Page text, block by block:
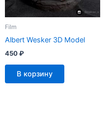
Film
Albert Wesker 3D Model
450₽
В корзину